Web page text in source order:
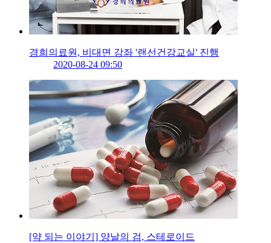
경희의료원, 비대면 강좌 '랜선건강교실' 진행
2020-08-24 09:50
[약 되는 이야기] 양날의 검, 스테로이드